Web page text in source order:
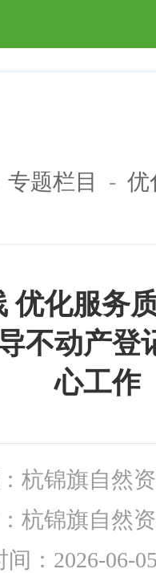
专题栏目 - 优
优化服
不动产登
心工作
杭锦旗自然
杭锦旗自然
： 2026-06-